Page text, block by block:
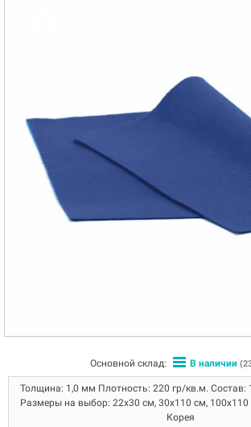
Основной склад: В наличии
Толщина: 1,0 мм Плотность: 220 гр/кв.м. Состав:
Размеры на выбор: 22х30 см, 30х110 см,
Корея